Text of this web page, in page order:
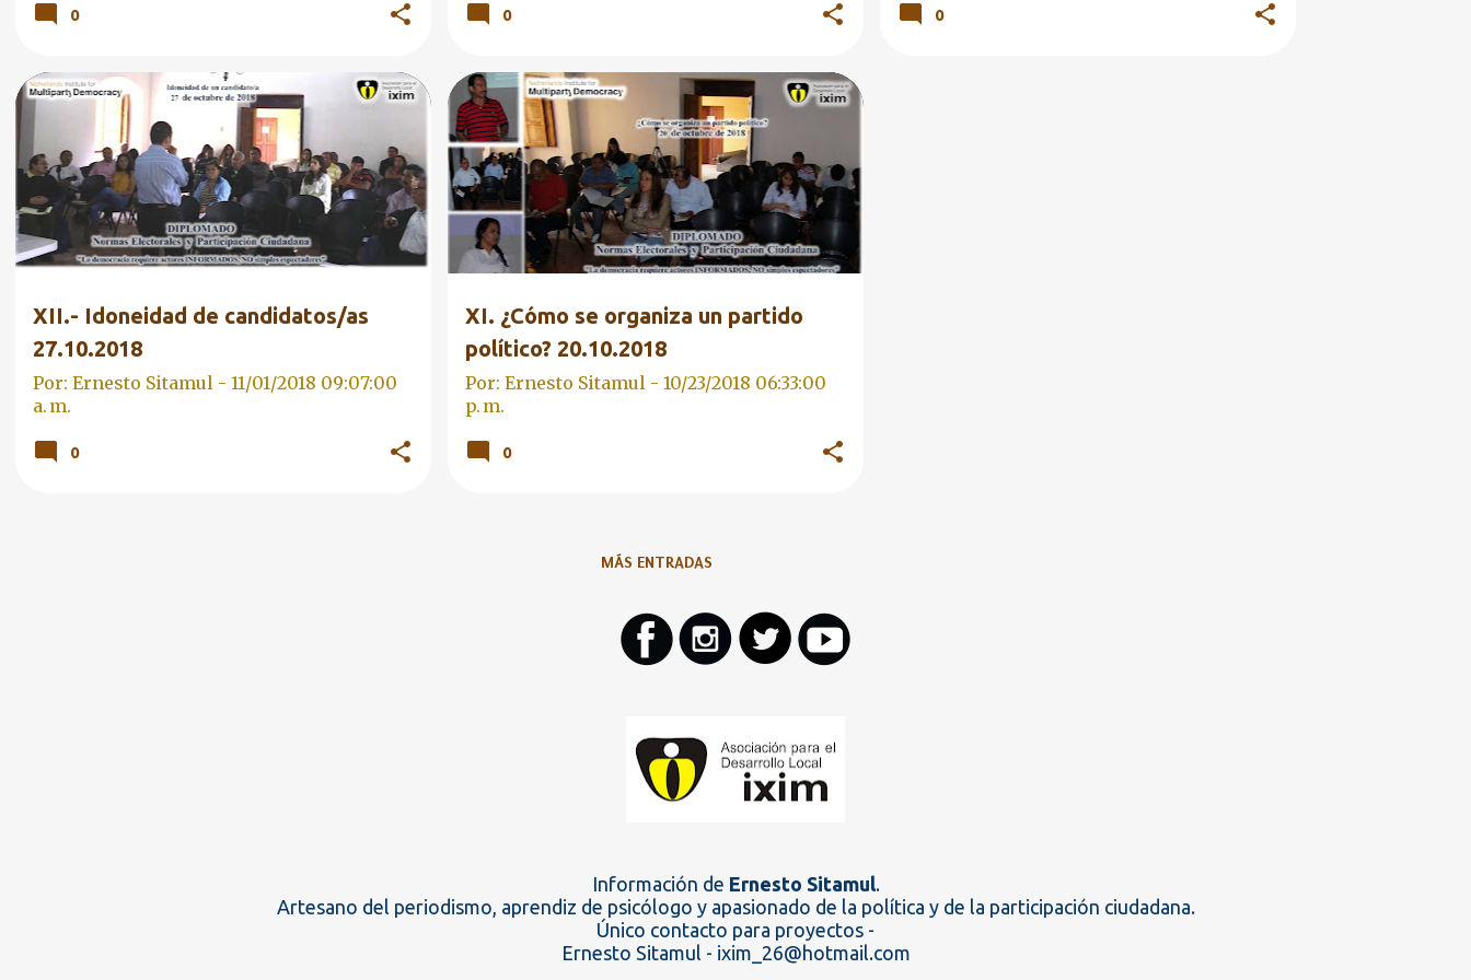
0 0 0
XII.- Idoneidad de candidatos/as
27.10.2018
Por: Ernesto Sitamul - 11/01/2018 09:07:00
a. m.
DIPLOMADO 2018 EDUCACIÓN CÍVICA
FORMACIÓN CIUDADANA
0
XI. ¿Cómo se organiza un partido
político? 20.10.2018
Por: Ernesto Sitamul - 10/23/2018 06:33:00
p. m.
DIPLOMADO 2018 EDUCACIÓN CÍVICA +
FORMACIÓN CIUDADANA
0
MÁS ENTRADAS
Información de Ernesto Sitamul.
Artesano del periodismo, aprendiz de psicólogo y apasionado de la política y de la participación ciudadana.
Único contacto para proyectos -
Ernesto Sitamul - ixim_26@hotmail.com